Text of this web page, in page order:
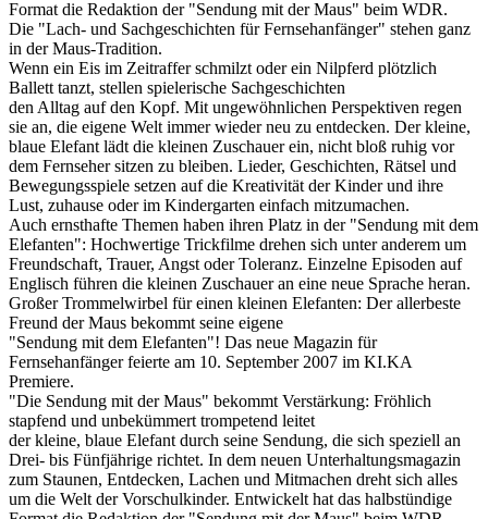
Format die Redaktion der "Sendung mit der Maus" beim WDR.
Die "Lach- und Sachgeschichten für Fernsehanfänger" stehen ganz
in der Maus-Tradition.
Wenn ein Eis im Zeitraffer schmilzt oder ein Nilpferd plötzlich
Ballett tanzt, stellen spielerische Sachgeschichten
den Alltag auf den Kopf. Mit ungewöhnlichen Perspektiven regen
sie an, die eigene Welt immer wieder neu zu entdecken. Der kleine,
blaue Elefant lädt die kleinen Zuschauer ein, nicht bloß ruhig vor
dem Fernseher sitzen zu bleiben. Lieder, Geschichten, Rätsel und
Bewegungsspiele setzen auf die Kreativität der Kinder und ihre
Lust, zuhause oder im Kindergarten einfach mitzumachen.
Auch ernsthafte Themen haben ihren Platz in der "Sendung mit dem
Elefanten": Hochwertige Trickfilme drehen sich unter anderem um
Freundschaft, Trauer, Angst oder Toleranz. Einzelne Episoden auf
Englisch führen die kleinen Zuschauer an eine neue Sprache heran.
Großer Trommelwirbel für einen kleinen Elefanten: Der allerbeste
Freund der Maus bekommt seine eigene
"Sendung mit dem Elefanten"! Das neue Magazin für
Fernsehanfänger feierte am 10. September 2007 im KI.KA
Premiere.
"Die Sendung mit der Maus" bekommt Verstärkung: Fröhlich
stapfend und unbekümmert trompetend leitet
der kleine, blaue Elefant durch seine Sendung, die sich speziell an
Drei- bis Fünfjährige richtet. In dem neuen Unterhaltungsmagazin
zum Staunen, Entdecken, Lachen und Mitmachen dreht sich alles
um die Welt der Vorschulkinder. Entwickelt hat das halbstündige